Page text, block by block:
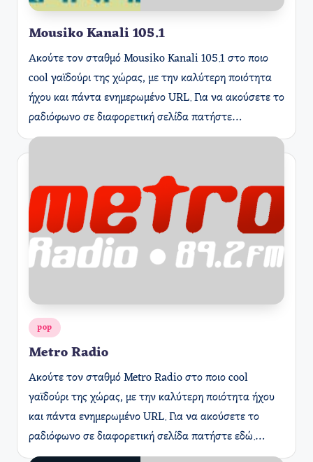
Mousiko Kanali 105.1
Ακούτε τον σταθμό Mousiko Kanali 105.1 στο ποιο
cool γαϊδούρι της χώρας, με την καλύτερη ποιότητα
ήχου και πάντα ενημερωμένο URL. Για να ακούσετε το
ραδιόφωνο σε διαφορετική σελίδα πατήστε…
Αναρτήθηκε
pop
Metro Radio
Ακούτε τον σταθμό Metro Radio στο ποιο cool
γαϊδούρι της χώρας, με την καλύτερη ποιότητα ήχου
και πάντα ενημερωμένο URL. Για να ακούσετε το
ραδιόφωνο σε διαφορετική σελίδα πατήστε εδώ.…